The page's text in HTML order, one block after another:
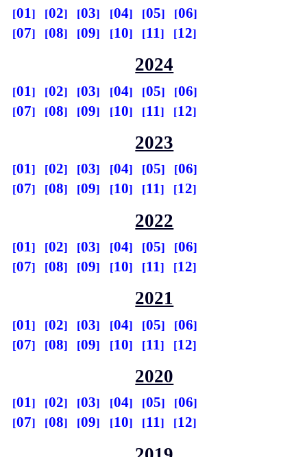
01 02 03 04 05
06
07
08 09 10 11 12
2024
01 02 03 04 05
06
07
08 09 10 11 12
2023
01 02 03 04 05
06
07
08 09 10 11 12
2022
01 02 03 04 05
06
07
08 09 10 11 12
2021
01 02 03 04 05
06
07
08 09 10 11 12
2020
01 02 03 04 05
06
07
08 09 10 11 12